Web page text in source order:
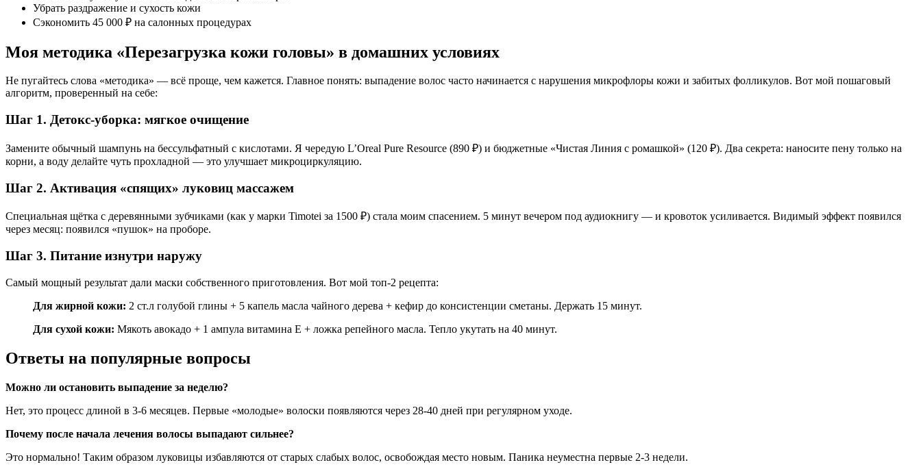
Убрать раздражение и сухость кожи
Сэкономить 45 000 ₽ на салонных процедурах
Моя методика «Перезагрузка кожи головы» в домашних условиях
Не пугайтесь слова «методика» — всё проще, чем кажется. Главное понять: выпадение волос часто начинается с нарушения микрофлоры кожи и забитых фолликулов. Вот мой пошаговый
алгоритм, проверенный на себе:
Шаг 1. Детокс-уборка: мягкое очищение
Замените обычный шампунь на бессульфатный с кислотами. Я чередую L’Oreal Pure Resource (890 ₽) и бюджетные «Чистая Линия с ромашкой» (120 ₽). Два секрета: наносите пену только на
корни, а воду делайте чуть прохладной — это улучшает микроциркуляцию.
Шаг 2. Активация «спящих» луковиц массажем
Специальная щётка с деревянными зубчиками (как у марки Timotei за 1500 ₽) стала моим спасением. 5 минут вечером под аудиокнигу — и кровоток усиливается. Видимый эффект появился
через месяц: появился «пушок» на проборе.
Шаг 3. Питание изнутри наружу
Самый мощный результат дали маски собственного приготовления. Вот мой топ-2 рецепта:
Для жирной кожи: 2 ст.л голубой глины + 5 капель масла чайного дерева + кефир до консистенции сметаны. Держать 15 минут.
Для сухой кожи: Мякоть авокадо + 1 ампула витамина Е + ложка репейного масла. Тепло укутать на 40 минут.
Ответы на популярные вопросы
Можно ли остановить выпадение за неделю?
Нет, это процесс длиной в 3-6 месяцев. Первые «молодые» волоски появляются через 28-40 дней при регулярном уходе.
Почему после начала лечения волосы выпадают сильнее?
Это нормально! Таким образом луковицы избавляются от старых слабых волос, освобождая место новым. Паника неуместна первые 2-3 недели.